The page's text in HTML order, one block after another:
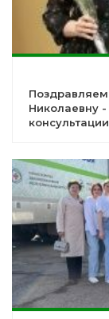
Николаевну
консультации